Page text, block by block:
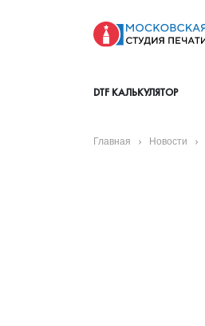
DTF КАЛЬКУЛЯТОР
Главная Новости